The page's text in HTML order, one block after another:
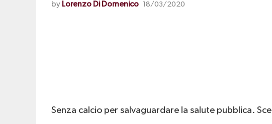
by Lorenzo Di Domenico 18/03/2020
Senza calcio per salvaguardare la salute pubblica.